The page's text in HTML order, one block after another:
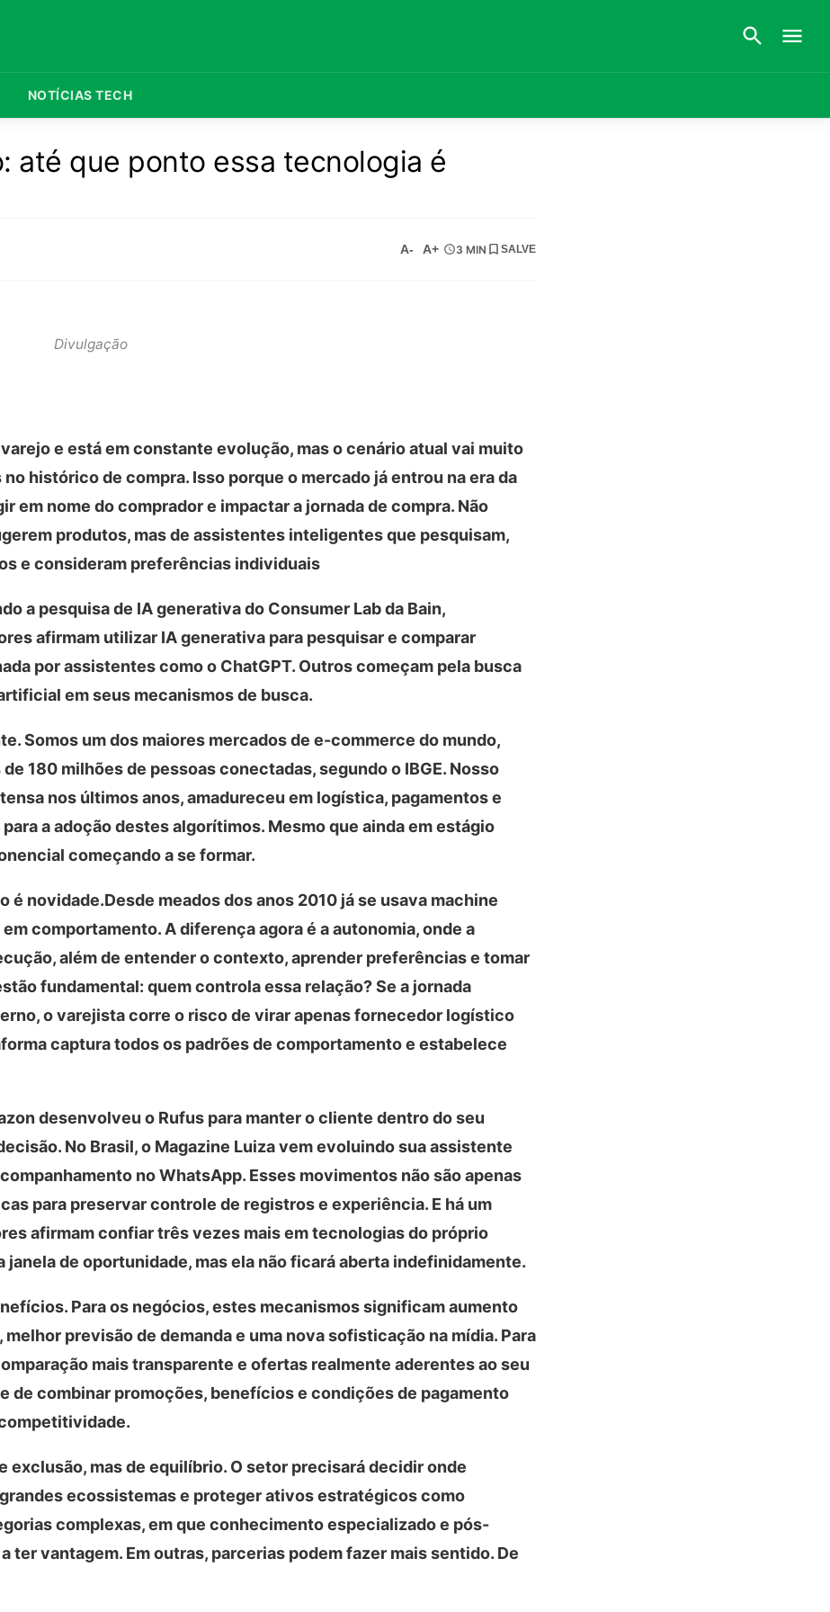
NOTÍCIAS TECH
até que ponto essa tecnologia é
A- A+ 3 MIN SALVE
Divulgação
e está em constante evolução, mas o cenário atual vai muito
histórico de compra. Isso porque o mercado já entrou na era da
em nome do comprador e impactar a jornada de compra. Não
produtos, mas de assistentes inteligentes que pesquisam,
e consideram preferências individuais
a pesquisa de IA generativa do Consumer Lab da Bain,
afirmam utilizar IA generativa para pesquisar e comparar
por assistentes como o ChatGPT. Outros começam pela busca
em seus mecanismos de busca.
Somos um dos maiores mercados de e-commerce do mundo,
180 milhões de pessoas conectadas, segundo o IBGE. Nosso
nos últimos anos, amadureceu em logística, pagamentos e
a adoção destes algorítimos. Mesmo que ainda em estágio
começando a se formar.
novidade.Desde meados dos anos 2010 já se usava machine
comportamento. A diferença agora é a autonomia, onde a
além de entender o contexto, aprender preferências e tomar
fundamental: quem controla essa relação? Se a jornada
o varejista corre o risco de virar apenas fornecedor logístico
captura todos os padrões de comportamento e estabelece
desenvolveu o Rufus para manter o cliente dentro do seu
No Brasil, o Magazine Luiza vem evoluindo sua assistente
no WhatsApp. Esses movimentos não são apenas
para preservar controle de registros e experiência. E há um
afirmam confiar três vezes mais em tecnologias do próprio
de oportunidade, mas ela não ficará aberta indefinidamente.
Para os negócios, estes mecanismos significam aumento
previsão de demanda e uma nova sofisticação na mídia. Para
mais transparente e ofertas realmente aderentes ao seu
de combinar promoções, benefícios e condições de pagamento
exclusão, mas de equilíbrio. O setor precisará decidir onde
ecossistemas e proteger ativos estratégicos como
complexas, em que conhecimento especializado e pós-
vantagem. Em outras, parcerias podem fazer mais sentido. De